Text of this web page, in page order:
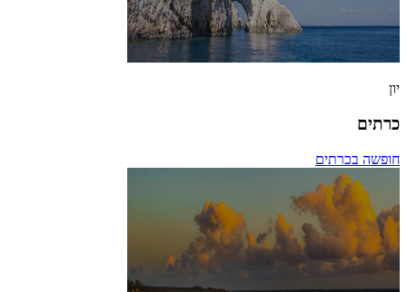
יון
כרתים
חופשה בכרתים